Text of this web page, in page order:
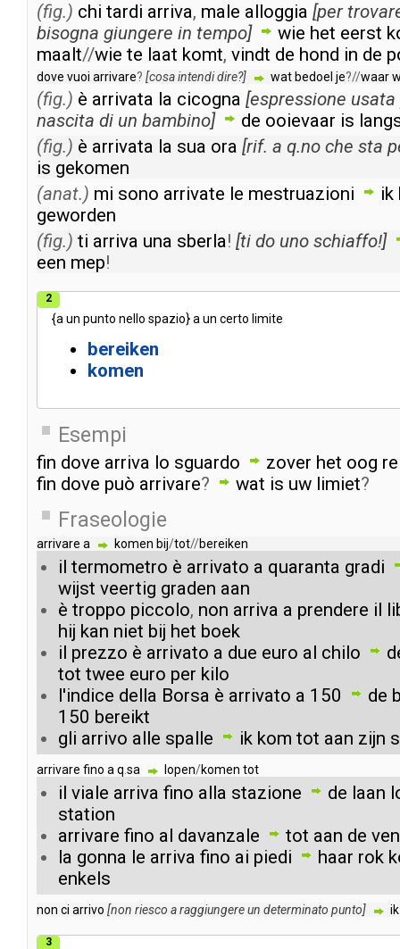
(fig.) chi tardi arriva, male alloggia [per
bisogna giungere in tempo] wie het eerst
maalt//wie te laat komt, vindt de hond in de
dove vuoi arrivare? [cosaintendidire?] wat bedoel je?//waar
(fig.) è arrivata la cicogna [espressione usata
nascita di un bambino] de ooievaar is
(fig.) è arrivata la sua ora [rif. a q.no che sta
is gekomen
(anat.) mi sono arrivate le mestruazioni ik
geworden
(fig.) ti arriva una sberla! [ti do uno schiaffo!]
een mep!
2
{a un punto nello spazio}a un certo limite
bereiken
komen
Esempi
fin dove arriva lo sguardo zover het oog
fin dove può arrivare? wat is uw limiet?
Fraseologie
arrivare a komen bij/tot//bereiken
il termometro è arrivato a quaranta gradi
wijst veertig graden aan
è troppo piccolo, non arriva a prendere il
hij kan niet bij het boek
il prezzo è arrivato a due euro al chilo
tot twee euro per kilo
l'indice della Borsa è arrivato a 150 de
150 bereikt
gli arrivo alle spalle ik kom tot aan zijn
arrivare fino a q sa lopen/komen tot
il viale arriva fino alla stazione de laan
station
arrivare fino al davanzale tot aan de
la gonna le arriva fino ai piedi haar rok
enkels
non ci arrivo [non riesco araggiungereun determinato punto] ik
3